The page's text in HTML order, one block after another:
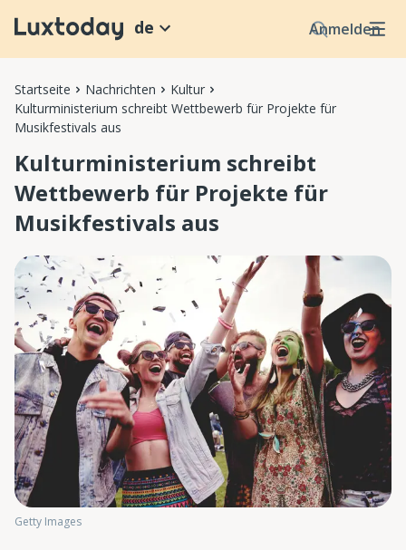
Anmelden
de
Startseite Nachrichten
Kultur
Kulturministerium schreibt Wettbewerb für Projekte für
Musikfestivals aus
Kulturministerium schreibt
Wettbewerb für Projekte für
Musikfestivals aus
Getty Images